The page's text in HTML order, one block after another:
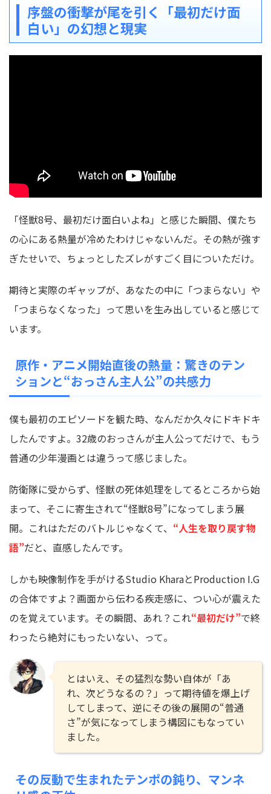
序盤の衝撃が尾を引く「最初だけ面
白い」の幻想と現実
「怪獣8号、最初だけ面白いよね」と感じた瞬間、僕たち
の心にある熱量が冷めたわけじゃないんだ。その熱が強す
ぎたせいで、ちょっとしたズレがすごく目についただけ。
期待と実際のギャップが、あなたの中に「つまらない」や
「つまらなくなった」って思いを生み出していると感じて
います。
原作・アニメ開始直後の熱量：驚きのテン
ションと“おっさん主人公”の共感力
僕も最初のエピソードを観た時、なんだか久々にドキドキ
したんですよ。32歳のおっさんが主人公ってだけで、もう
普通の少年漫画とは違うって感じました。
防衛隊に受からず、怪獣の死体処理をしてるところから始
まって、そこに寄生されて“怪獣8号”になってしまう展
開。これはただのバトルじゃなくて、 “人生を取り戻す物
語”だと、直感したんです。
しかも映像制作を手がけるStudio KharaとProduction I.G
の合体ですよ？画面から伝わる疾走感に、つい心が震えた
のを覚えています。その瞬間、あれ？これ“最初だけ”で終
わったら絶対にもったいない、って。
とはいえ、その猛烈な勢い自体が「あ
れ、次どうなるの？」って期待値を爆上げ
してしまって、逆にその後の展開の“普通
さ”が気になってしまう構図にもなってい
ました。
その反動で生まれたテンポの鈍り、マンネ